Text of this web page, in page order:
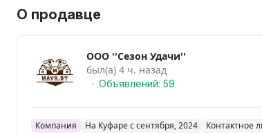
Электронная регулировка частоты вращения
Емкость аккумулятора, А*ч --- 2.0
Число степеней регулировки момента
Обороты двигателя (номинальные/
Крутящий момент, Мах. мощности Нм --- 40
Тип двигателя --- Бесщеточный
О продавце
ООО ''Сезон Удачи''
был(а) 4 ч. назад
Объявлений: 59
Компания На Куфаре с сентября, 2024 Контактное